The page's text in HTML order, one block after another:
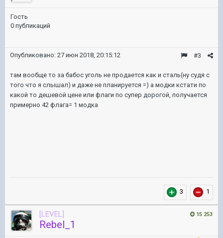
Гость
0 публикаций
#3
Опубликовано: 27 июн 2018, 20:15:12
там вообще то за бабос уголь не продается как и сталь(ну судя с
того что я слышал) и даже не планируется =) а модки кстати по
какой то дешевой цене или флаги по супер дорогой, получается
примерно 42 флага= 1 модка
3 1
15 253
[LEVEL]
Rebel_1